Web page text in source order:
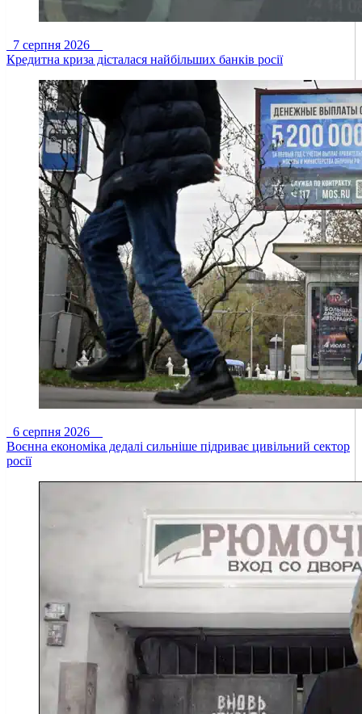
7 серпня 2026
Кредитна криза дісталася найбільших банків росії
6 серпня 2026
Воєнна економіка дедалі сильніше підриває цивільний сектор
росії